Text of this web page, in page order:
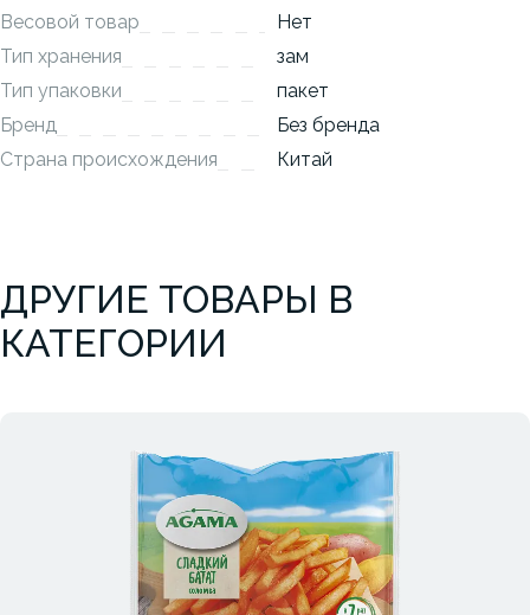
Весовой товар
Нет
Тип хранения
зам
Тип упаковки
пакет
Бренд
Без бренда
Страна происхождения
Китай
ДРУГИЕ ТОВАРЫ В
КАТЕГОРИИ